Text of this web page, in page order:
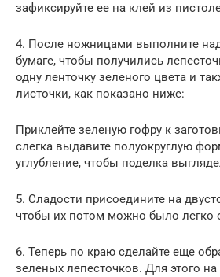
зафиксируйте ее на клей из
4. После ножницами выполните
бумаге, чтобы получились
одну ленточку зеленого цвета и
листочки, как показано ниже:
Приклейте зеленую гофру к
слегка выдавите полуокруглую
углубление, чтобы поделка
5. Сладости присоедините на
чтобы их потом можно было легко
6. Теперь по краю сделайте еще
зеленых лепесточков. Для этого на